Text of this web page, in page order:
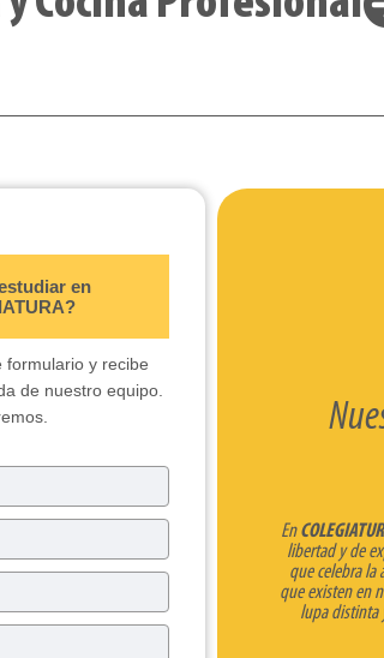
en
formulario y recibe
de nuestro equipo.
En
libertad y de
que celebra
que existen en
lupa distinta